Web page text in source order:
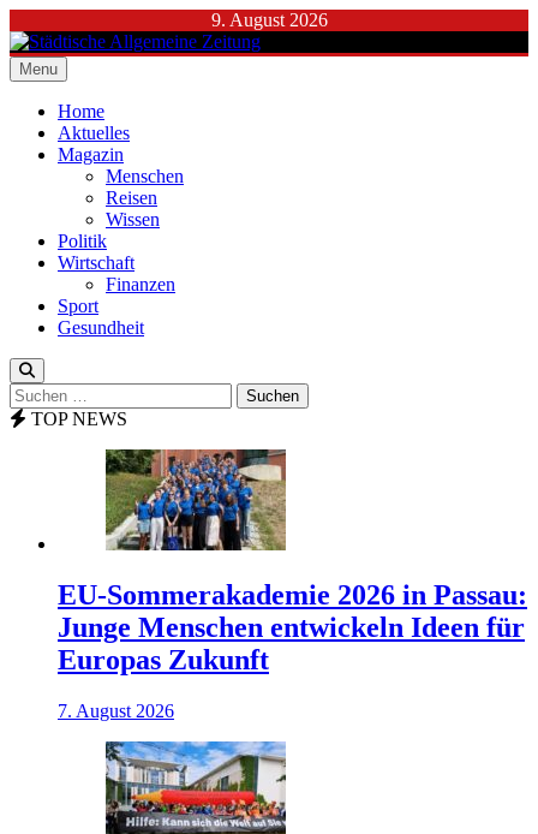
to
content
9. August 2026
Städtische Allgemeine Zeitung
Menu
Home
Aktuelles
Magazin
Menschen
Reisen
Wissen
Politik
Wirtschaft
Finanzen
Sport
Gesundheit
Suchen
nach:TOP NEWS
EU-Sommerakademie 2026 in Passau:
Junge Menschen entwickeln Ideen für
Europas Zukunft
7. August 2026